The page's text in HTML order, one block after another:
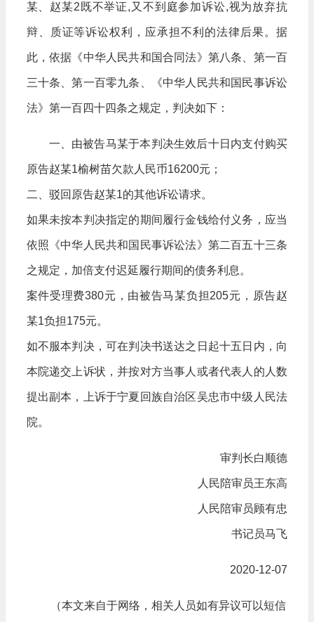
某、赵某2既不举证,又不到庭参加诉讼,视为放弃抗
辩、质证等诉讼权利，应承担不利的法律后果。据
此，依据《中华人民共和国合同法》第八条、第一百
三十条、第一百零九条、《中华人民共和国民事诉讼
法》第一百四十四条之规定，判决如下：
一、由被告马某于本判决生效后十日内支付购买
原告赵某1榆树苗欠款人民币16200元；
二、驳回原告赵某1的其他诉讼请求。
如果未按本判决指定的期间履行金钱给付义务，应当
依照《中华人民共和国民事诉讼法》第二百五十三条
之规定，加倍支付迟延履行期间的债务利息。
案件受理费380元，由被告马某负担205元，原告赵
某1负担175元。
如不服本判决，可在判决书送达之日起十五日内，向
本院递交上诉状，并按对方当事人或者代表人的人数
提出副本，上诉于宁夏回族自治区吴忠市中级人民法
院。
审判长白顺德
人民陪审员王东高
人民陪审员顾有忠
书记员马飞
2020-12-07
（本文来自于网络，相关人员如有异议可以短信